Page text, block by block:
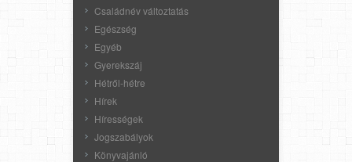
Családnév változtatás
Egészség
Egyéb
Gyerekszáj
Hétről-hétre
Hírek
Hírességek
Jogszabályok
Könyvajánló